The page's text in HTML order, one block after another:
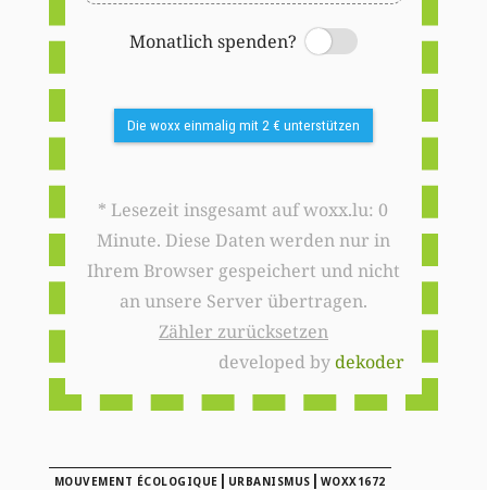
Monatlich spenden?
Switch
Die woxx einmalig mit 2 € unterstützen
* Lesezeit insgesamt auf woxx.lu: 0
Minute. Diese Daten werden nur in
Ihrem Browser gespeichert und nicht
an unsere Server übertragen.
Zähler zurücksetzen
developed bydekoder
MOUVEMENT ÉCOLOGIQUE | URBANISMUS | WOXX1672